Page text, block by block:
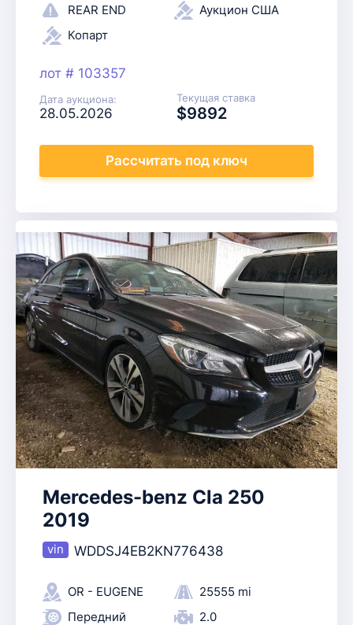
REAR END
Аукцион США
Копарт
лот # 103357
Дата аукциона:
28.05.2026
Текущая ставка
$9892
Рассчитать под ключ
Mercedes-benz Cla 250
2019
WDDSJ4EB2KN776438
OR - EUGENE
25555 mi
Передний
2.0